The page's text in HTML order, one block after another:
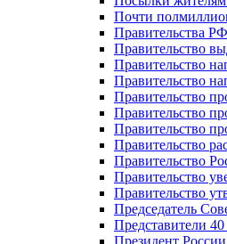
Почти
Правительства
Правительство
Правительство
Правительство
Правительство
Правительство
Правительство
Правительство
Правительство
Правительство
Правительство
Председатель
Представители
Президент